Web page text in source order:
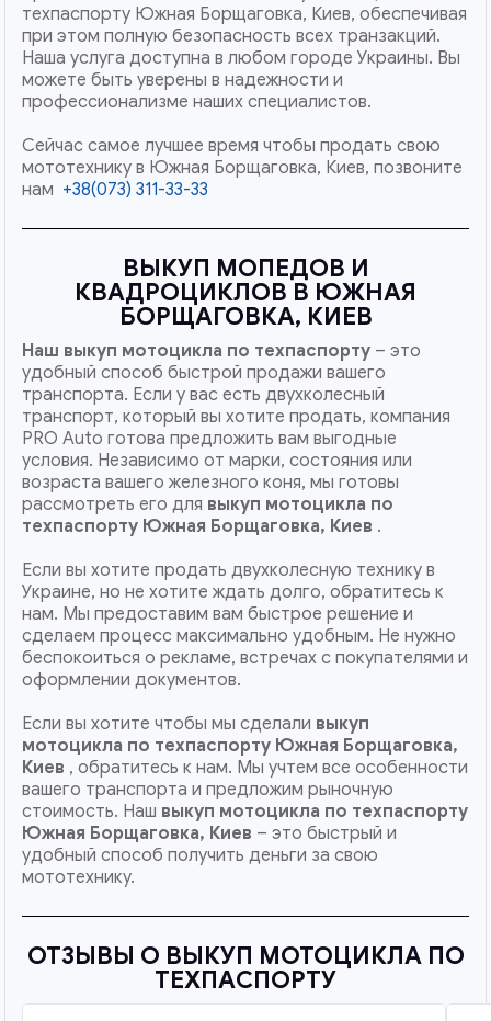
техпаспорту Южная Борщаговка, Киев, обеспечивая
при этом полную безопасность всех транзакций.
Наша услуга доступна в любом городе Украины. Вы
можете быть уверены в надежности и
профессионализме наших специалистов.
Сейчас самое лучшее время чтобы продать свою
мототехнику в Южная Борщаговка, Киев, позвоните
нам +38(073) 311-33-33
ВЫКУП МОПЕДОВ И
КВАДРОЦИКЛОВ В ЮЖНАЯ
БОРЩАГОВКА, КИЕВ
Наш выкуп мотоцикла по техпаспорту – это
удобный способ быстрой продажи вашего
транспорта. Если у вас есть двухколесный
транспорт, который вы хотите продать, компания
PRO Auto готова предложить вам выгодные
условия. Независимо от марки, состояния или
возраста вашего железного коня, мы готовы
рассмотреть его для выкуп мотоцикла по
техпаспорту Южная Борщаговка, Киев .
Если вы хотите продать двухколесную технику в
Украине, но не хотите ждать долго, обратитесь к
нам. Мы предоставим вам быстрое решение и
сделаем процесс максимально удобным. Не нужно
беспокоиться о рекламе, встречах с покупателями и
оформлении документов.
Если вы хотите чтобы мы сделали выкуп
мотоцикла по техпаспорту Южная Борщаговка,
Киев , обратитесь к нам. Мы учтем все особенности
вашего транспорта и предложим рыночную
стоимость. Наш выкуп мотоцикла по техпаспорту
Южная Борщаговка, Киев – это быстрый и
удобный способ получить деньги за свою
мототехнику.
ОТЗЫВЫ О ВЫКУП МОТОЦИКЛА ПО
ТЕХПАСПОРТУ